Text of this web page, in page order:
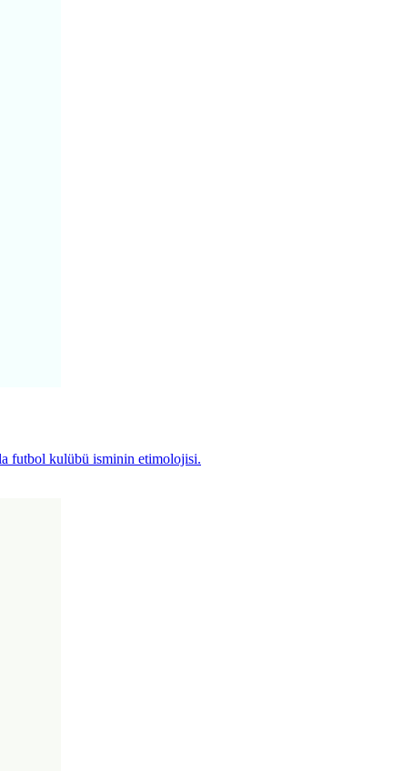
futbol kulübü isminin etimolojisi.